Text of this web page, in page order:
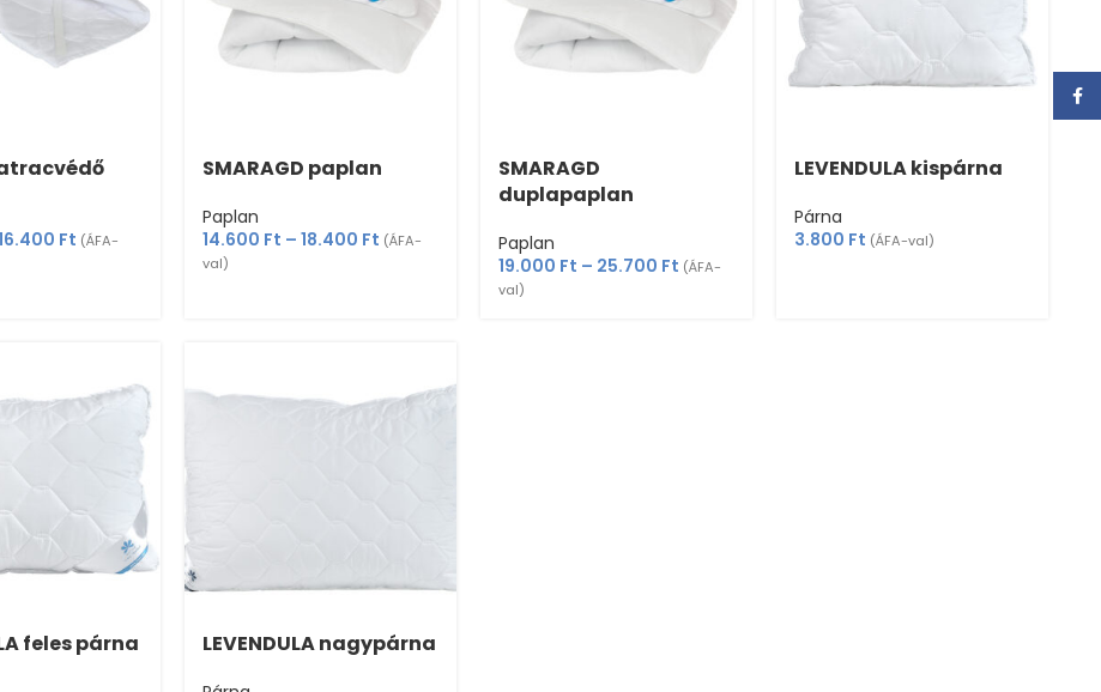
Ft (ÁFA-
SMARAGD paplan
Paplan
14.600 Ft – 18.400 Ft (ÁFA-
val)
SMARAGD
duplapaplan
Paplan
19.000 Ft – 25.700 Ft (ÁFA-
val)
LEVENDULA kispárna
Párna
3.800 Ft (ÁFA-val)
feles párna LEVENDULA nagypárna